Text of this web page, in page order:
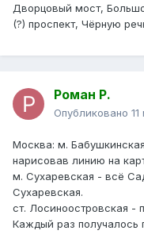
Дворцовый мост,
(?) проспект, Чёрную
Роман Р.
Опубликовано
Москва: м.
нарисовав линию на
м. Сухаревская - всё
Сухаревская.
ст. Лосиноостровская -
Каждый раз получалось